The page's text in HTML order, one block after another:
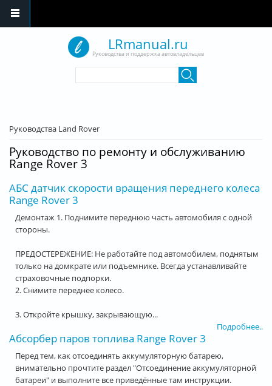
LRmanual.ru
Руководства и поддержка автовладельцев
Вы здесь
Руководства Land Rover
Руководство по ремонту и обслуживанию
Range Rover 3
АБС датчик скорости вращения переднего колеса
Range Rover 3
Демонтаж 1. Поднимите переднюю часть автомобиля с одной
стороны.
ПРЕДОСТЕРЕЖЕНИЕ: Не работайте под автомобилем, поднятым
только на домкрате или подъемнике. Всегда устанавливайте
страховочные подпорки.
2. Снимите переднее колесо.
3. Откройте крышку, закрывающую...
Подробнее..
Абсорбер паров топлива Range Rover 3
Перед тем, как отсоединять аккумуляторную батарею,
внимательно прочтите раздел "Отсоединение аккумуляторной
батареи" и выполните все приведённые там инструкции.